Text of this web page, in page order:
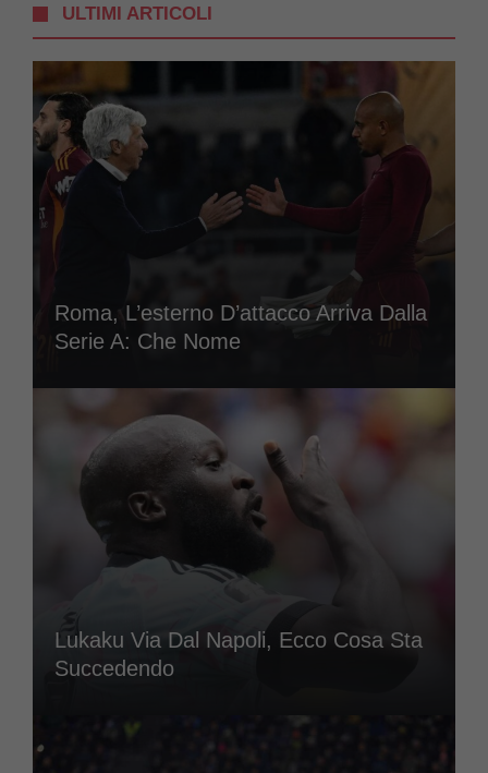
ULTIMI ARTICOLI
Roma, L’esterno D’attacco Arriva Dalla
Serie A: Che Nome
Lukaku Via Dal Napoli, Ecco Cosa Sta
Succedendo